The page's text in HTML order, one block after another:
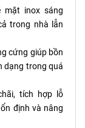
mặt inox sáng
trong nhà lẫn
cứng giúp bồn
dạng trong quá
tích hợp lỗ
định và nâng